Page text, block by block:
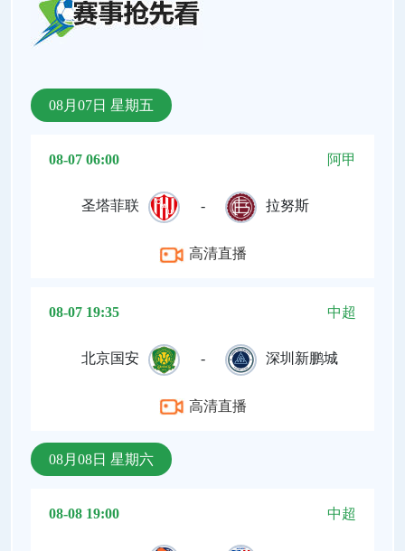
08月07日 星期五
08-07 06:00 阿甲
圣塔菲联 - 拉努斯
高清直播
08-07 19:35 中超
北京国安 - 深圳新鹏城
高清直播
08月08日 星期六
08-08 19:00 中超